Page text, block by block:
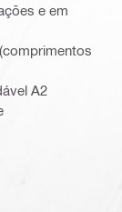
e em
A2